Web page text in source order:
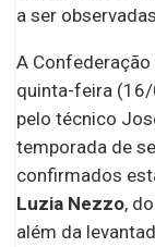
a ser
A
quinta-feira
pelo técnico
temporada de
confirmados
Luzia Nezzo,
além da